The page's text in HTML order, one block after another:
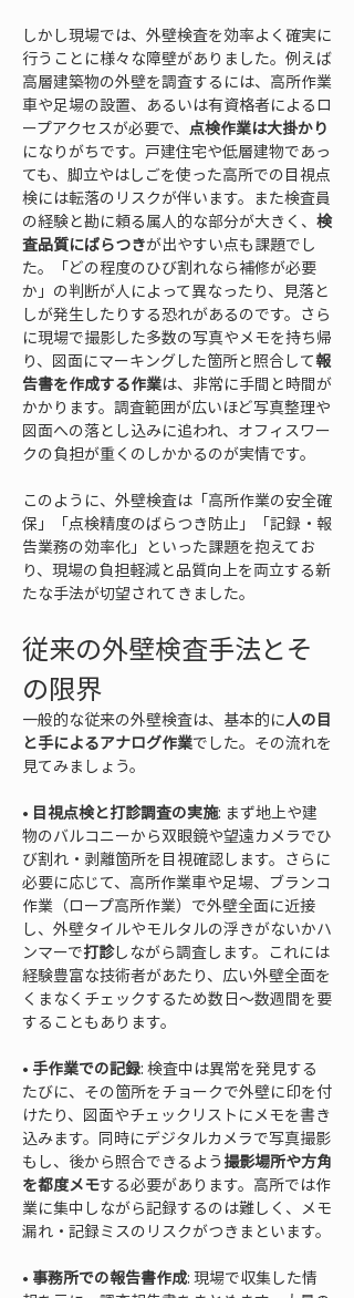
しかし現場では、外壁検査を効率よく確実に
行うことに様々な障壁がありました。例えば
高層建築物の外壁を調査するには、高所作業
車や足場の設置、あるいは有資格者によるロ
ープアクセスが必要で、 点検作業は大掛かり
になりがちです。戸建住宅や低層建物であっ
ても、脚立やはしごを使った高所での目視点
検には転落のリスクが伴います。また検査員
の経験と勘に頼る属人的な部分が大きく、 検
査品質にばらつきが出やすい点も課題でし
た。「どの程度のひび割れなら補修が必要
か」の判断が人によって異なったり、見落と
しが発生したりする恐れがあるのです。さら
に現場で撮影した多数の写真やメモを持ち帰
り、図面にマーキングした箇所と照合して報
告書を作成する作業は、非常に手間と時間が
かかります。調査範囲が広いほど写真整理や
図面への落とし込みに追われ、オフィスワー
クの負担が重くのしかかるのが実情です。
このように、外壁検査は「高所作業の安全確
保」「点検精度のばらつき防止」「記録・報
告業務の効率化」といった課題を抱えてお
り、現場の負担軽減と品質向上を両立する新
たな手法が切望されてきました。
従来の外壁検査手法とそ
の限界
一般的な従来の外壁検査は、基本的に人の目
と手によるアナログ作業でした。その流れを
見てみましょう。
• 目視点検と打診調査の実施: まず地上や建
物のバルコニーから双眼鏡や望遠カメラでひ
び割れ・剥離箇所を目視確認します。さらに
必要に応じて、高所作業車や足場、ブランコ
作業（ロープ高所作業）で外壁全面に近接
し、外壁タイルやモルタルの浮きがないかハ
ンマーで打診しながら調査します。これには
経験豊富な技術者があたり、広い外壁全面を
くまなくチェックするため数日～数週間を要
• 手作業での記録: 検査中は異常を発見する
たびに、その箇所をチョークで外壁に印を付
けたり、図面やチェックリストにメモを書き
込みます。同時にデジタルカメラで写真撮影
もし、後から照合できるよう撮影場所や方角
を都度メモする必要があります。高所では作
業に集中しながら記録するのは難しく、メモ
• 事務所での報告書作成: 現場で収集した情